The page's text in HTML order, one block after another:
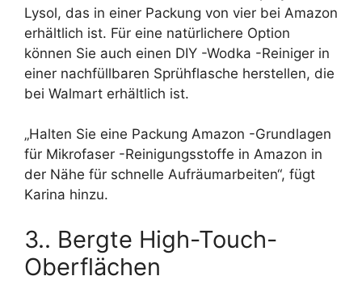
Lysol, das in einer Packung von vier bei Amazon
erhältlich ist. Für eine natürlichere Option
können Sie auch einen DIY -Wodka -Reiniger in
einer nachfüllbaren Sprühflasche herstellen, die
bei Walmart erhältlich ist.
„Halten Sie eine Packung Amazon -Grundlagen
für Mikrofaser -Reinigungsstoffe in Amazon in
der Nähe für schnelle Aufräumarbeiten“, fügt
Karina hinzu.
3.. Bergte High-Touch-
Oberflächen